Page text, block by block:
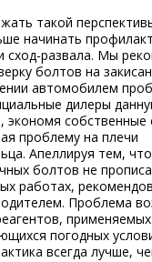
такой
начинать
сход-развала. Мы
болтов на
автомобилем
дилеры
экономя собственные
проблему на плечи
Апеллируя тем,
болтов не
работах,
Проблема
погодных
всегда лучше,